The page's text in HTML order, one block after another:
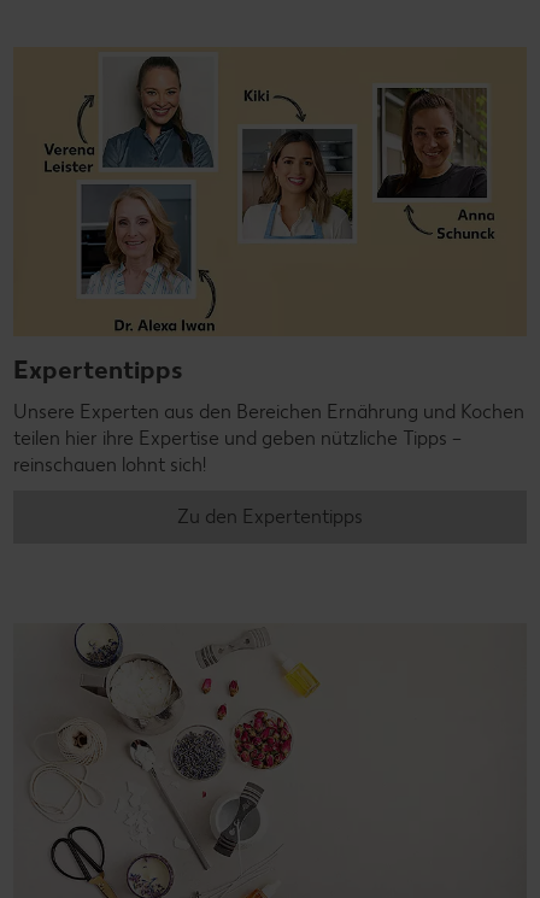
Expertentipps
Unsere Experten aus den Bereichen Ernährung und Kochen
teilen hier ihre Expertise und geben nützliche Tipps –
reinschauen lohnt sich!
Zu den Expertentipps